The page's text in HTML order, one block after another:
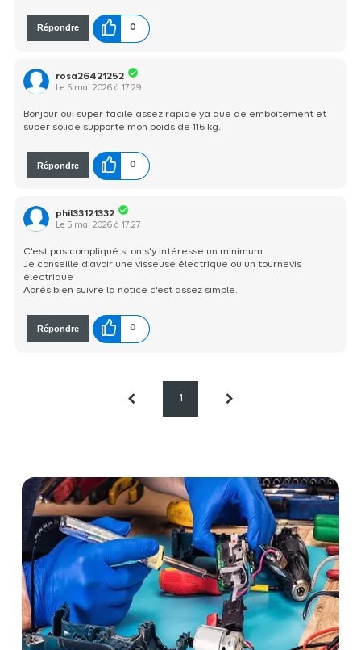
Répondre 0
rosa26421252
Le5 mai 2026 à17:29
Bonjour oui super facile assez rapide ya que de emboîtement et
super solide supporte mon poids de 116 kg.
Répondre 0
phil33121332
Le5 mai 2026 à17:27
C'est pas compliqué si on s'y intéresse un minimum
Je conseille d'avoir une visseuse électrique ou un tournevis
électrique
Après bien suivre la notice c'est assez simple.
Répondre 0
1